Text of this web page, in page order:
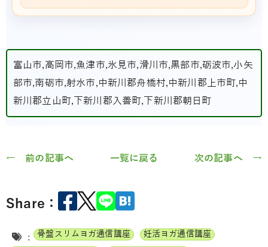
富山市,高岡市,魚津市,氷見市,滑川市,黒部市,砺波市,小矢
部市,南砺市,射水市,中新川郡舟橋村,中新川郡上市町,中
新川郡立山町,下新川郡入善町,下新川郡朝日町
← 前の記事へ 一覧に戻る 次の記事へ →
Share：
: 骨盤スリムヨガ通信講座
妊活ヨガ通信講座